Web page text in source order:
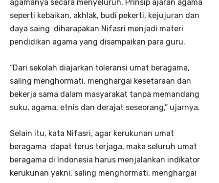
agamanya secara menyeluruh. Prinsip ajaran agama
seperti kebaikan, akhlak, budi pekerti, kejujuran dan
daya saing diharapakan Nifasri menjadi materi
pendidikan agama yang disampaikan para guru.
“Dari sekolah diajarkan toleransi umat beragama,
saling menghormati, menghargai kesetaraan dan
bekerja sama dalam masyarakat tanpa memandang
suku, agama, etnis dan derajat seseorang,” ujarnya.
Selain itu, kata Nifasri, agar kerukunan umat
beragama dapat terus terjaga, maka seluruh umat
beragama di Indonesia harus menjalankan indikator
kerukunan yakni, saling menghormati, menghargai